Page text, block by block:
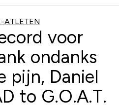
ATLETEN
voor
ondanks
pijn, Daniel
to G.O.A.T.